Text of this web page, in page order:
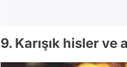
9. Karışık hisler ve